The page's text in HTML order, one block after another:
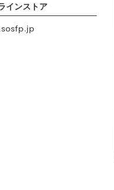
インストア